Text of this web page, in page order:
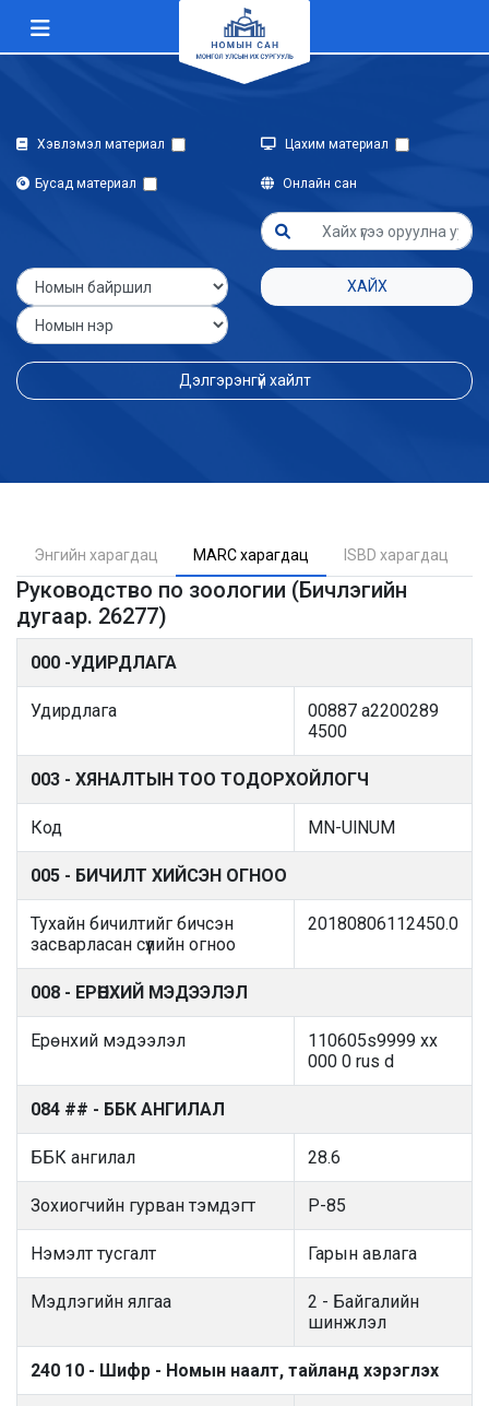
Хэвлэмэл материал Цахим материал
Бусад материал Онлайн сан
ХАЙХ
Дэлгэрэнгүй хайлт
Энгийн харагдац MARC харагдац ISBD харагдац
Руководство по зоологии (Бичлэгийн
дугаар. 26277)
000 -УДИРДЛАГА
Удирдлага
00887 a2200289
4500
003 - ХЯНАЛТЫН ТОО ТОДОРХОЙЛОГЧ
Код MN-UlNUM
005 - БИЧИЛТ ХИЙСЭН ОГНОО
Тухайн бичилтийг бичсэн
засварласан сүүлийн огноо
20180806112450.0
008 - ЕРӨНХИЙ МЭДЭЭЛЭЛ
Ерөнхий мэдээлэл
110605s9999 xx
000 0 rus d
084 ## - ББК АНГИЛАЛ
ББК ангилал 28.6
Зохиогчийн гурван тэмдэгт Р-85
Нэмэлт тусгалт Гарын авлага
Мэдлэгийн ялгаа
2 - Байгалийн
шинжлэл
240 10 - Шифр - Номын наалт, тайланд хэрэглэх